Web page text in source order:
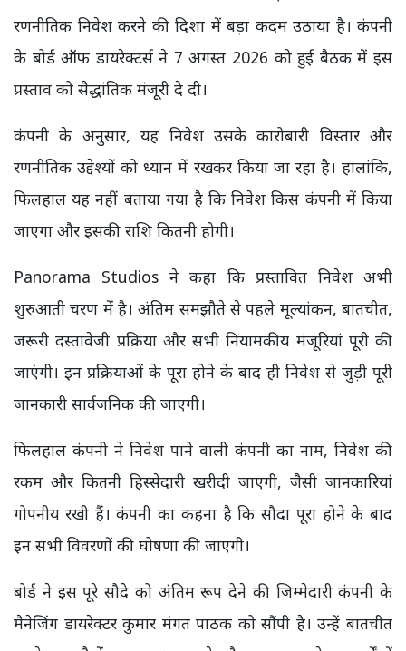
रणनीतिक निवेश करने की दिशा में बड़ा कदम उठाया है। कंपनी
के बोर्ड ऑफ डायरेक्टर्स ने 7 अगस्त 2026 को हुई बैठक में इस
प्रस्ताव को सैद्धांतिक मंजूरी दे दी।
कंपनी के अनुसार, यह निवेश उसके कारोबारी विस्तार और
रणनीतिक उद्देश्यों को ध्यान में रखकर किया जा रहा है। हालांकि,
फिलहाल यह नहीं बताया गया है कि निवेश किस कंपनी में किया
जाएगा और इसकी राशि कितनी होगी।
Panorama Studios ने कहा कि प्रस्तावित निवेश अभी
शुरुआती चरण में है। अंतिम समझौते से पहले मूल्यांकन, बातचीत,
जरूरी दस्तावेजी प्रक्रिया और सभी नियामकीय मंजूरियां पूरी की
जाएंगी। इन प्रक्रियाओं के पूरा होने के बाद ही निवेश से जुड़ी पूरी
जानकारी सार्वजनिक की जाएगी।
फिलहाल कंपनी ने निवेश पाने वाली कंपनी का नाम, निवेश की
रकम और कितनी हिस्सेदारी खरीदी जाएगी, जैसी जानकारियां
गोपनीय रखी हैं। कंपनी का कहना है कि सौदा पूरा होने के बाद
इन सभी विवरणों की घोषणा की जाएगी।
बोर्ड ने इस पूरे सौदे को अंतिम रूप देने की जिम्मेदारी कंपनी के
मैनेजिंग डायरेक्टर कुमार मंगत पाठक को सौंपी है। उन्हें बातचीत